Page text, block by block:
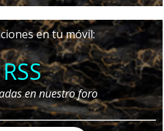
en tu móvil:
en nuestro foro